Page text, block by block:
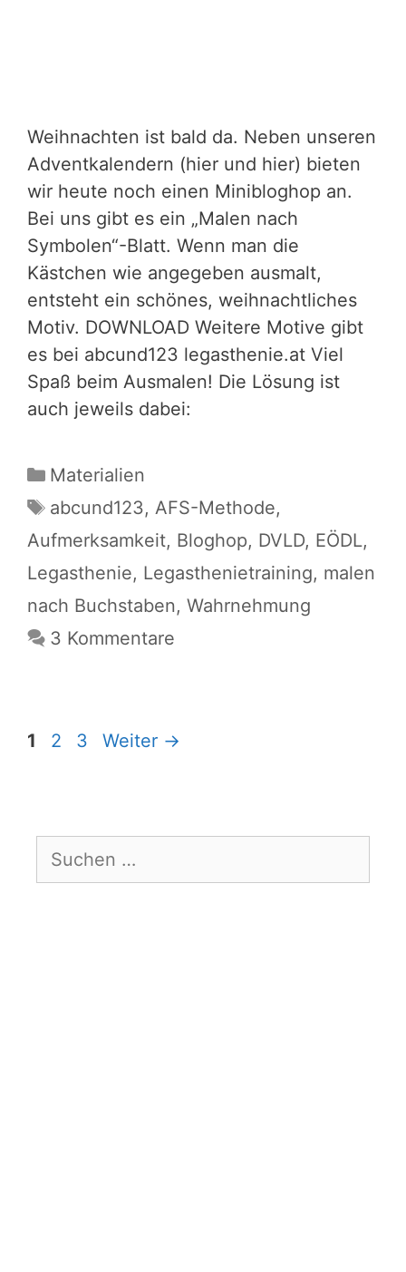
Weihnachten ist bald da. Neben unseren
Adventkalendern (hier und hier) bieten
wir heute noch einen Minibloghop an.
Bei uns gibt es ein „Malen nach
Symbolen“-Blatt. Wenn man die
Kästchen wie angegeben ausmalt,
entsteht ein schönes, weihnachtliches
Motiv. DOWNLOAD Weitere Motive gibt
es bei abcund123 legasthenie.at Viel
Spaß beim Ausmalen! Die Lösung ist
auch jeweils dabei:
Kategorien
Materialien
Schlagwörter
abcund123, AFS-Methode,
Aufmerksamkeit, Bloghop, DVLD, EÖDL,
Legasthenie, Legasthenietraining, malen
nach Buchstaben, Wahrnehmung
3 Kommentare
Seite
1 Seite
2 Seite
3 Weiter →
nach: